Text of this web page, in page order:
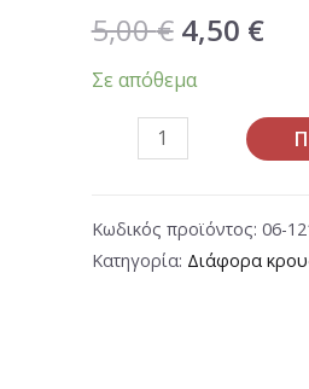
5,00€ 4,50 €
Σε απόθεμα
Κωδικός προϊόντος: 06-
Κατηγορία: Διάφορα